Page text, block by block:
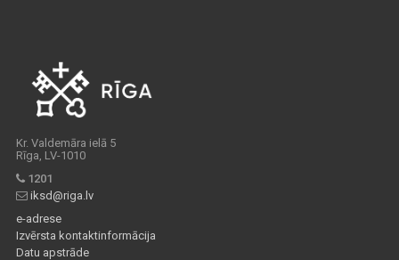
Kr. Valdemāra ielā 5
Rīga, LV-1010
1201
iksd@riga.lv
e-adrese
Izvērsta kontaktinformācija
Datu apstrāde